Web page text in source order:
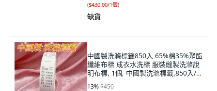
($430.00/1個)
缺貨
中國製洗滌標籤850入 65%棉35%聚酯
纖維布標 成衣水洗標 服裝縫製洗滌說
明布標, 1個, 中國製洗滌標籤,850入/
13%$450